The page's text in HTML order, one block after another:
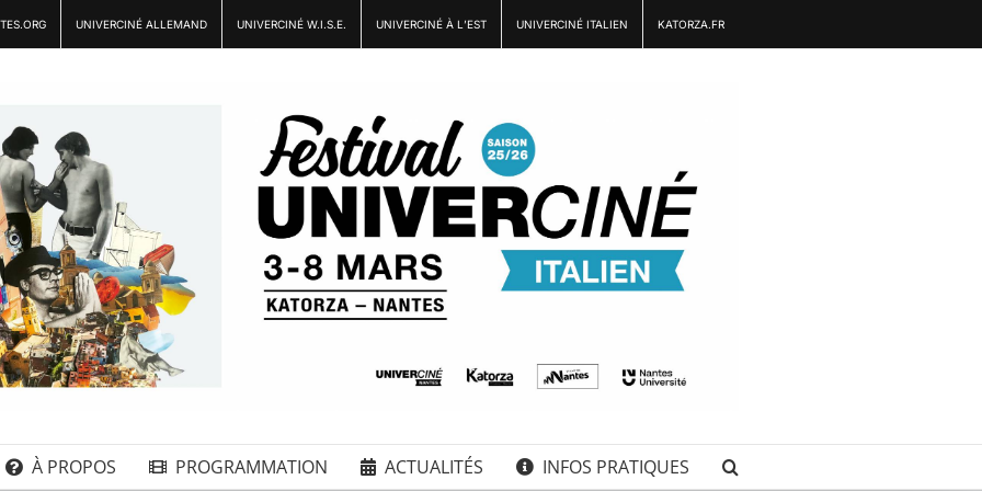
UNIVERCINÉ ALLEMAND UNIVERCINÉ W.I.S.E. UNIVERCINÉ À L’EST UNIVERCINÉ ITALIEN KATORZA.FR
À PROPOS PROGRAMMATION ACTUALITÉS INFOS PRATIQUES